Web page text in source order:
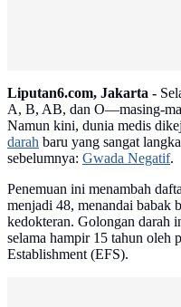
Liputan6.com, Jakarta -
A, B, AB, dan O—masing-
Namun kini, dunia medis
darah baru yang sangat
sebelumnya: Gwada Negatif.
Penemuan ini menambah
menjadi 48, menandai babak
kedokteran. Golongan darah
selama hampir 15 tahun oleh
Establishment (EFS).